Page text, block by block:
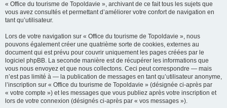
« Office du tourisme de Topoldavie », archivant de ce fait tous les sujets que
vous avez consultés et permettant d’améliorer votre confort de navigation en
tant qu’utilisateur.
Lors de votre navigation sur « Office du tourisme de Topoldavie », nous
pouvons également créer une quatrième sorte de cookies, externes au
document qui est prévu pour couvrir uniquement les pages créées par le
logiciel phpBB. La seconde manière est de récupérer les informations que
vous nous envoyez et que nous collectons. Ceci peut correspondre — mais
n’est pas limité à — la publication de messages en tant qu’utilisateur anonyme,
l’inscription sur « Office du tourisme de Topoldavie » (désignée ci-après par
« votre compte ») et les messages que vous publiez après votre inscription et
lors de votre connexion (désignés ci-après par « vos messages »).